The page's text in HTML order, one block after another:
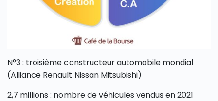
N°3 : troisième constructeur automobile mondial
(Alliance Renault Nissan Mitsubishi)
2,7 millions : nombre de véhicules vendus en 2021